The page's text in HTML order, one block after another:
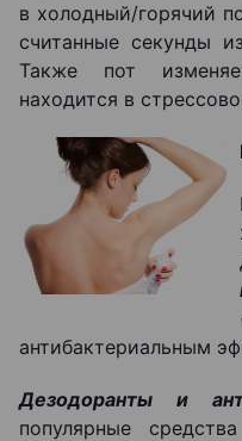
в холодный/горячий
считанные секунды
Также пот
находится в
антибактериальным
Дезодоранты и
популярные